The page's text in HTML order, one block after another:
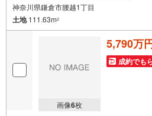
神奈川県鎌倉市腰越1丁目
土地111.63m2
画像6枚
5,790万
成約でも